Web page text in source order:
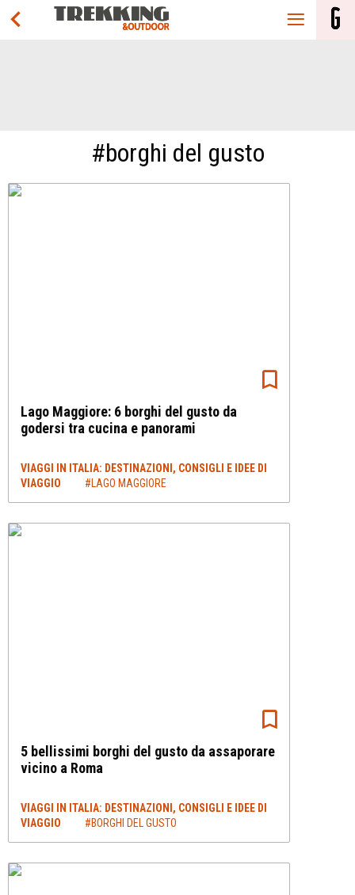
#borghi del gusto
Lago Maggiore: 6 borghi del gusto da
godersi tra cucina e panorami
VIAGGI IN ITALIA: DESTINAZIONI, CONSIGLI E IDEE DI
VIAGGIO
#LAGO MAGGIORE
5 bellissimi borghi del gusto da assaporare
vicino a Roma
VIAGGI IN ITALIA: DESTINAZIONI, CONSIGLI E IDEE DI
VIAGGIO
#BORGHI DEL GUSTO